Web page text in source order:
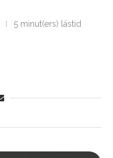
5 minut(ers) lästid